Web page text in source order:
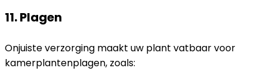
11. Plagen
Onjuiste verzorging maakt uw plant vatbaar voor
kamerplantenplagen, zoals: